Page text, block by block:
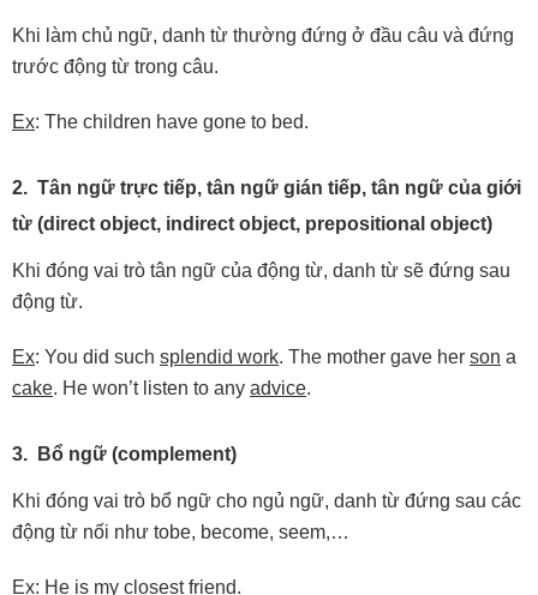
Khi làm chủ ngữ, danh từ thường đứng ở đầu câu và đứng
trước động từ trong câu.
Ex: The children have gone to bed.
2. Tân ngữ trực tiếp, tân ngữ gián tiếp, tân ngữ của giới
từ (direct object, indirect object, prepositional object)
Khi đóng vai trò tân ngữ của động từ, danh từ sẽ đứng sau
động từ.
Ex: You did such splendid work. The mother gave her son a
cake. He won’t listen to any advice.
3. Bổ ngữ (complement)
Khi đóng vai trò bổ ngữ cho ngủ ngữ, danh từ đứng sau các
động từ nối như tobe, become, seem,…
Ex: He is my closest friend.